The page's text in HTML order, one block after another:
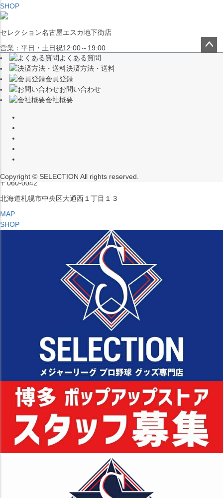
SHOP
セレクション名古屋エスカ地下街店
営業：平日・土日祝12:00～19:00
（※15:00～16:00はメンテナンスのためクローズ）
〒453-0015
愛知県名古屋市中村区椿町６−９先
MAP
SHOP
セレクション ポップアップストア 札幌 ル・トロワ店
営業：平日・土日祝12:00～19:00
〒060-0042
北海道札幌市中央区大通西１丁目１３
MAP
SHOP
よくある質問
決済方法・送料
会員登録
お問い合わせ
会社概要
Copyright © SELECTION All rights reserved.